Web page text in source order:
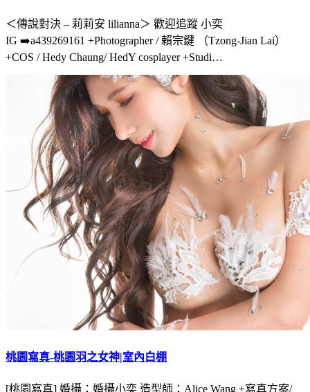
＜傳說對決 – 莉莉安 lilianna＞ 歡迎追蹤 小奕
IG ➡️a439269161 +Photographer / 賴宗鍵 （Tzong-Jian Lai）
+COS / Hedy Chaung/ HedY cosplayer +Studi…
桃園寫真-桃園羽之女神|室內白棚
[桃園寫真] 婚攝：婚攝小奕 造型師：Alice Wang +寫真方案/